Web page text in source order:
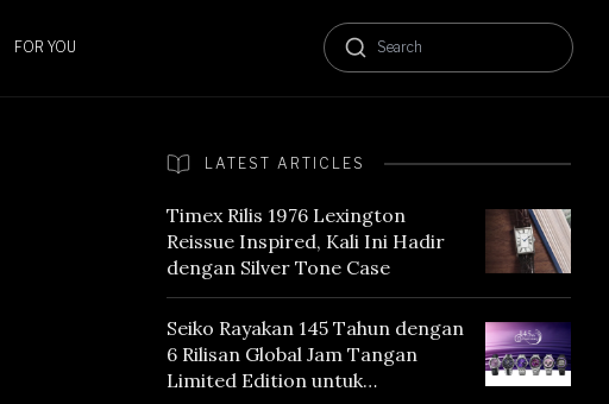
FOR YOU
LATEST ARTICLES
Timex Rilis 1976 Lexington
Reissue Inspired, Kali Ini Hadir
dengan Silver Tone Case
Seiko Rayakan 145 Tahun dengan
6 Rilisan Global Jam Tangan
Limited Edition untuk